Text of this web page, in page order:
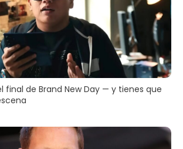
final de Brand New Day — y tienes que